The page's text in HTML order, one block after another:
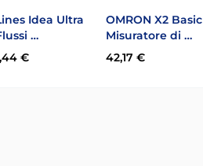
Idea Ultra
…
€
OMRON X2 Basic
Misuratore di …
42,17 €